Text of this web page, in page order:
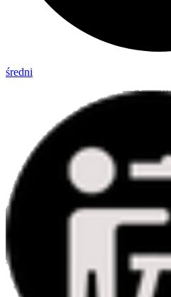
średni